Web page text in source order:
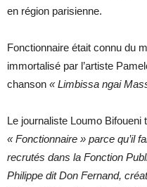
en région parisienne.
Fonctionnaire était connu du
immortalisé par l’artiste
chanson « Limbissa ngai
Le journaliste Loumo Bifoueni
« Fonctionnaire » parce qu’il
recrutés dans la Fonction
Philippe dit Don Fernand,